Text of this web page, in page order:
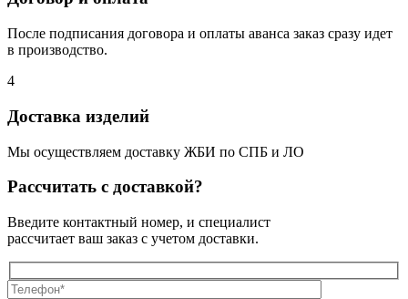
После подписания договора и оплаты аванса заказ сразу идет
в производство.
4
Доставка изделий
Мы осуществляем доставку ЖБИ по СПБ и ЛО
Рассчитать с доставкой?
Введите контактный номер, и специалист
рассчитает ваш заказ с учетом доставки.